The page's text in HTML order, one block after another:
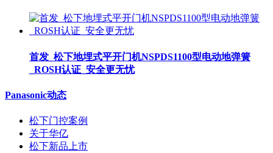
首发_松下地埋式平开门机NSPDS1100型电动地弹簧
_ROSH认证_安全更无忧
Panasonic动态
松下门控案例
关于华亿
松下新品上市